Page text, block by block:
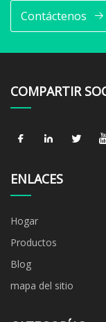
Contáctenos
COMPARTIR
ENLACES
Hogar
Productos
Blog
mapa del sitio